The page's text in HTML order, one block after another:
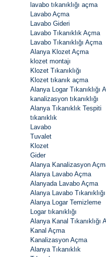
lavabo tıkanıklığı açma
Lavabo Açma
Lavabo Gideri
Lavabo Tıkanıklık Açma
Lavabo Tıkanıklığı Açma
Alanya Klozet Açma
klozet montajı
Klozet Tıkanıklığı
Klozet tıkanık açma
Alanya Logar Tıkanıklığı
kanalizasyon tıkanıklığı
Alanya Tıkanıklık Tespiti
tıkanıklık
Lavabo
Tuvalet
Klozet
Gider
Alanya Kanalizasyon
Alanya Lavabo Açma
Alanyada Lavabo Açma
Alanya Lavabo
Alanya Logar Temizleme
Logar tıkanıklığı
Alanya Kanal Tıkanıklığı
Kanal Açma
Kanalizasyon Açma
Alanya Tıkanıklık